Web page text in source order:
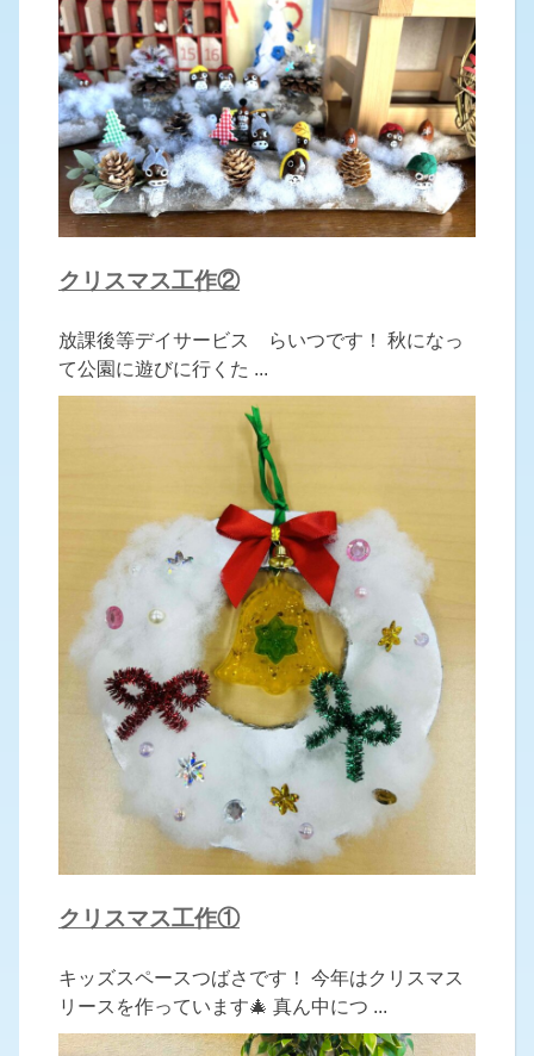
クリスマス工作②
放課後等デイサービス らいつです！ 秋になっ
て公園に遊びに行くた ...
クリスマス工作①
キッズスペースつばさです！ 今年はクリスマス
リースを作っています🎄 真ん中につ ...